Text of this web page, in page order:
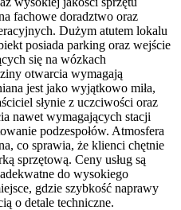
fachowe doradztwo oraz
Dużym atutem lokalu
posiada parking oraz wejście
się na wózkach
otwarcia wymagają
jest jako wyjątkowo miła,
słynie z uczciwości oraz
nawet wymagających stacji
podzespołów. Atmosfera
co sprawia, że klienci chętnie
sprzętową. Ceny usług są
do wysokiego
gdzie szybkość naprawy
o detale techniczne.